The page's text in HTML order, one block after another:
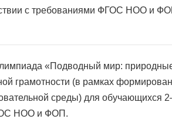
с требованиями ФГОС НОО и
«Подводный мир:
грамотности (в рамках
среды) для обучающихся
НОО и ФОП.